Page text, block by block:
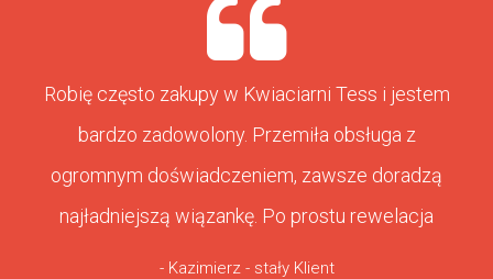
Robię często zakupy w Kwiaciarni Tess i jestem
bardzo zadowolony. Przemiła obsługa z
ogromnym doświadczeniem, zawsze doradzą
najładniejszą wiązankę. Po prostu rewelacja
- Kazimierz - stały Klient